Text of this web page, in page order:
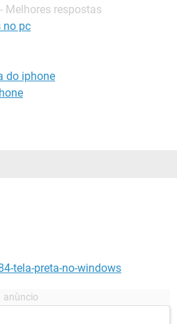
- Melhores respostas
no pc
do iphone
tela-preta-no-windows